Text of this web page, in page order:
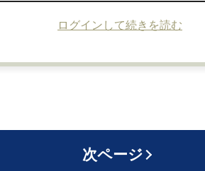
ログインして続きを読む
次ページ